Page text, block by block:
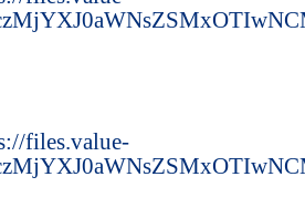
files.value-